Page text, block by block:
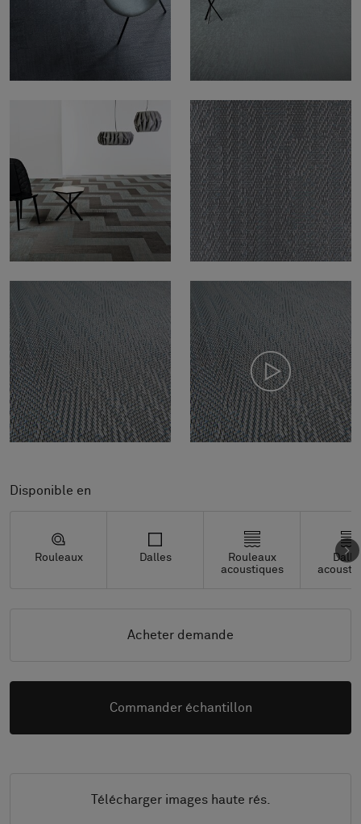
Disponible en
Rouleaux Dalles
Rouleaux
acoustiques
Acheter demande
Commander échantillon
Télécharger images haute rés.